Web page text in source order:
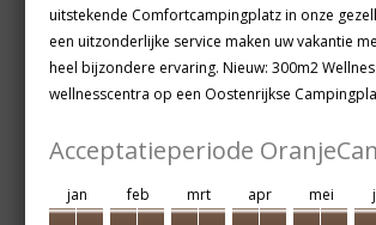
uitstekende Comfortcampingplatz in onze
een uitzonderlijke service maken uw vakantie
heel bijzondere ervaring. Nieuw: 300m2
wellnesscentra op een Oostenrijkse
Acceptatieperiode
jan feb mrt apr mei